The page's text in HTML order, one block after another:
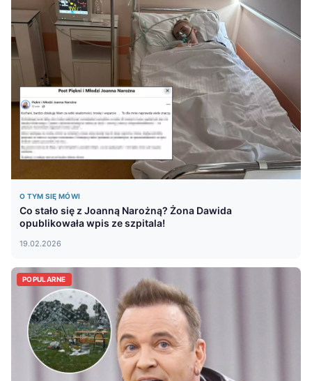
O TYM SIĘ MÓWI
Co stało się z Joanną Narożną? Żona Dawida
opublikowała wpis ze szpitala!
19.02.2026
POPULARNE